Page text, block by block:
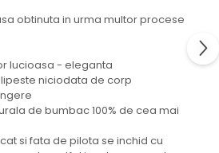
obtinuta in urma multor procese
lucioasa - eleganta
niciodata de corp
de bumbac 100% de cea mai
si fata de pilota se inchid cu